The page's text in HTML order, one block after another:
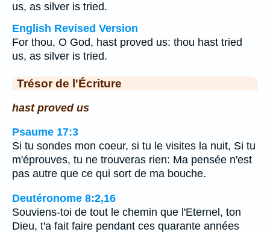
us, as silver is tried.
English Revised Version
For thou, O God, hast proved us: thou hast tried
us, as silver is tried.
Trésor de l'Écriture
hast proved us
Psaume 17:3
Si tu sondes mon coeur, si tu le visites la nuit, Si tu
m'éprouves, tu ne trouveras rien: Ma pensée n'est
pas autre que ce qui sort de ma bouche.
Deutéronome 8:2,16
Souviens-toi de tout le chemin que l'Eternel, ton
Dieu, t'a fait faire pendant ces quarante années